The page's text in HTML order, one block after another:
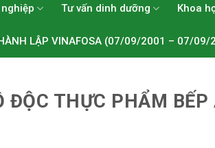
Tư vấn dinh dưỡng Khoa
LẬP VINAFOSA (07/09/2001 – 07/09/
ĐỘC THỰC PHẨM